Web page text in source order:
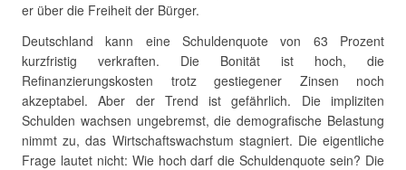
er über die Freiheit der Bürger.
Deutschland kann eine Schuldenquote von 63 Prozent
kurzfristig verkraften. Die Bonität ist hoch, die
Refinanzierungskosten trotz gestiegener Zinsen noch
akzeptabel. Aber der Trend ist gefährlich. Die impliziten
Schulden wachsen ungebremst, die demografische Belastung
nimmt zu, das Wirtschaftswachstum stagniert. Die eigentliche
Frage lautet nicht: Wie hoch darf die Schuldenquote sein? Die